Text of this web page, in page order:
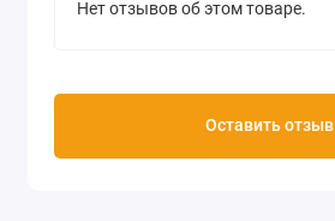
Нет отзывов об этом товаре.
Оставить отзыв